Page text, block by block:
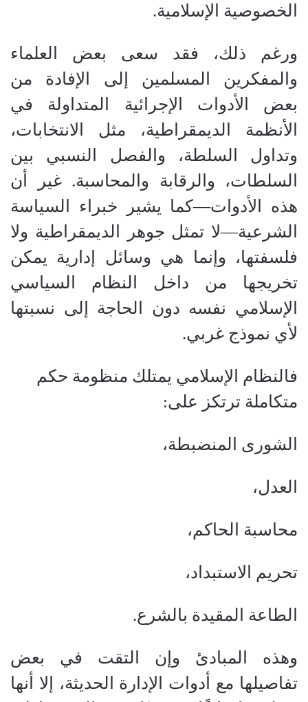
الخصوصية الإسلامية.
ورغم ذلك، فقد سعى بعض العلماء
والمفكرين المسلمين إلى الإفادة من
بعض الأدوات الإجرائية المتداولة في
الأنظمة الديمقراطية، مثل الانتخابات،
وتداول السلطة، والفصل النسبي بين
السلطات، والرقابة والمحاسبة. غير أن
هذه الأدوات—كما يشير خبراء السياسة
الشرعية—لا تمثل جوهر الديمقراطية ولا
فلسفتها، وإنما هي وسائل إدارية يمكن
تخريجها من داخل النظام السياسي
الإسلامي نفسه دون الحاجة إلى نسبتها
لأي نموذج غربي.
فالنظام الإسلامي يمتلك منظومة حكم
متكاملة ترتكز على:
الشورى المنضبطة،
العدل،
محاسبة الحاكم،
تحريم الاستبداد،
الطاعة المقيدة بالشرع.
وهذه المبادئ وإن التقت في بعض
تفاصيلها مع أدوات الإدارة الحديثة، إلا أنها